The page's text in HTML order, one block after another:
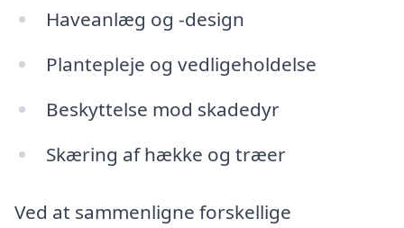
Haveanlæg og -design
Plantepleje og vedligeholdelse
Beskyttelse mod skadedyr
Skæring af hække og træer
Ved at sammenligne forskellige